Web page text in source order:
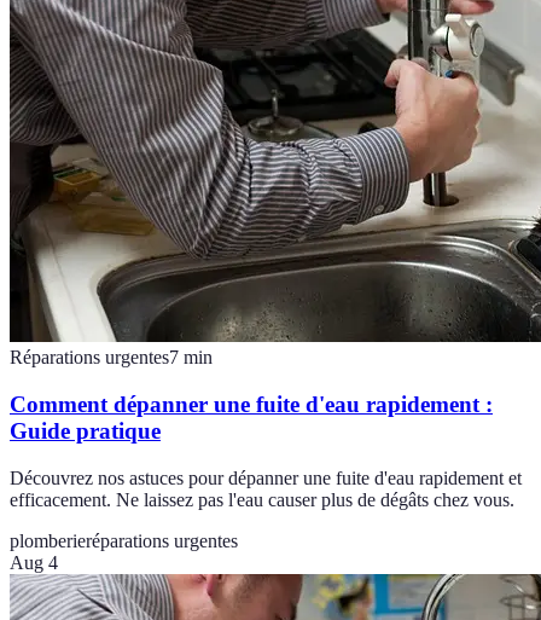
Réparations urgentes7 min
Comment dépanner une fuite d'eau rapidement :
Guide pratique
Découvrez nos astuces pour dépanner une fuite d'eau rapidement et
efficacement. Ne laissez pas l'eau causer plus de dégâts chez vous.
plomberieréparations urgentes
Aug 4